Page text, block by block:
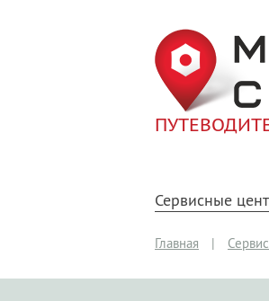
Сервисные
Главная |